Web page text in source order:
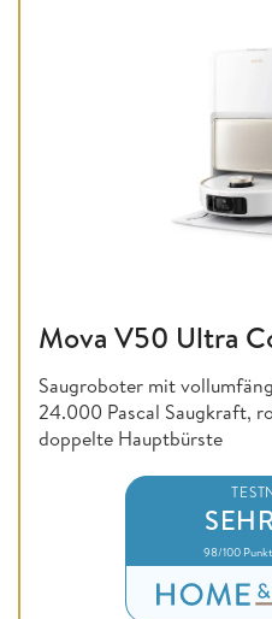
Mova V50 Ultra
Saugroboter mit
24.000 Pascal Saugkraft,
doppelte Hauptbürste
98/100